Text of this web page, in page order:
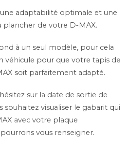
adaptabilité optimale et une
de votre D-MAX.
à un seul modèle, pour cela
véhicule pour que votre tapis de
soit parfaitement adapté.
sur la date de sortie de
souhaitez visualiser le gabarit qui
avec votre plaque
vous renseigner.